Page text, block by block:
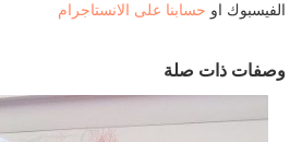
الفيسبوك او حسابنا على الانستاجرام
وصفات ذات صلة